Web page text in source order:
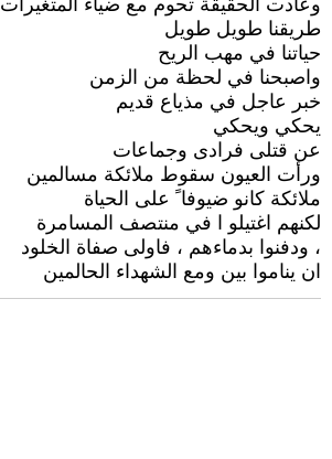
وعادت الحقيقة تحوم مع ضياء المتغيرات
طريقنا طويل طويل
حياتنا في مهب الريح
واصبحنا في لحظة من الزمن
خبر عاجل في مذياع قديم
يحكي ويحكي
عن قتلى فرادى وجماعات
ورأت العيون سقوط ملائكة مسالمين
ملائكة كانو ضيوفا ً على الحياة
لكنهم اغتيلو ا في منتصف المسامرة
، ودفنوا بدماءهم ، فاولى صفاة الخلود
ان يناموا بين ومع الشهداء الحالمين